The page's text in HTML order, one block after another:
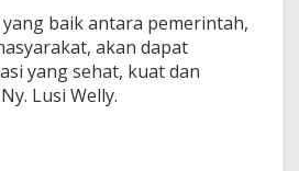
baik antara pemerintah,
akan dapat
yang sehat, kuat dan
Lusi Welly.